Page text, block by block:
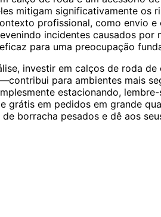
mitigam significativamente os
profissional, como envio
incidentes causados
para uma preocupação
investir em calços de roda
para ambientes mais
estacionando,
grátis em pedidos em grande
borracha pesados e dê aos